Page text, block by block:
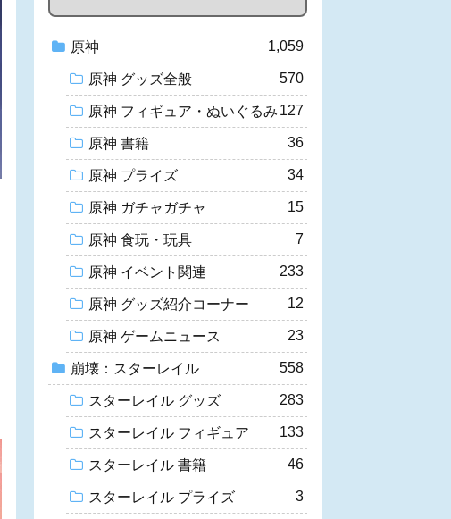
原神 1,059
原神 グッズ全般 570
原神 フィギュア・ぬいぐるみ 127
原神 書籍 36
原神 プライズ 34
原神 ガチャガチャ 15
原神 食玩・玩具 7
原神 イベント関連 233
原神 グッズ紹介コーナー 12
原神 ゲームニュース 23
崩壊：スターレイル 558
スターレイル グッズ 283
スターレイル フィギュア 133
スターレイル 書籍 46
スターレイル プライズ 3